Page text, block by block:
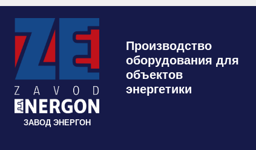
ЗАВОД ЭНЕРГОН
Производство
оборудования для
объектов
энергетики